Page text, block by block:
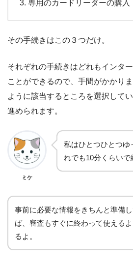
専用のカードリーダーの購入
その手続きはこの３つだけ。
それぞれの手続きはどれもインタ
ことができるので、手間がかかり
ように該当するところを選択して
進められます。
ミケ
私はひとつひとつゆ
れでも10分くらいで
事前に必要な情報をきちんと準備
ば、審査もすぐに終わって使える
るよ。